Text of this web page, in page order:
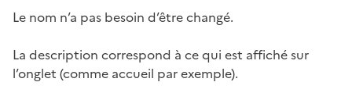
Le nom n’a pas besoin d’être changé.
La description correspond à ce qui est affiché sur
l’onglet (comme accueil par exemple).